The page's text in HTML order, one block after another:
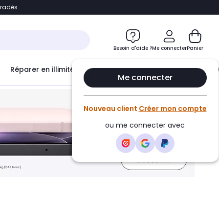
Besoin d'aide ?Me connecter
Me connecter
Nouveau client Créer mon compte
ou me connecter avec
Panier
Réparer en illimité avec Le Club Infinity